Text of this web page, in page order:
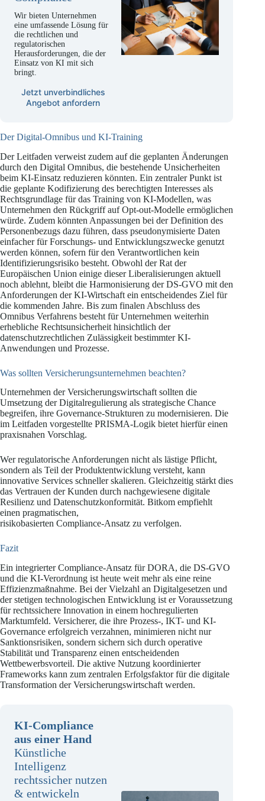
Wir bieten Unternehmen
eine umfassende Lösung für
die rechtlichen und
regulatorischen
Herausforderungen, die der
Einsatz von KI mit sich
bringt.
Jetzt unverbindliches
Angebot anfordern
Der Digital-Omnibus und KI-Training
Der Leitfaden verweist zudem auf die geplanten Änderungen
durch den Digital Omnibus, die bestehende Unsicherheiten
beim KI-Einsatz reduzieren könnten. Ein zentraler Punkt ist
die geplante Kodifizierung des berechtigten Interesses als
Rechtsgrundlage für das Training von KI-Modellen, was
Unternehmen den Rückgriff auf Opt-out-Modelle ermöglichen
würde. Zudem könnten Anpassungen bei der Definition des
Personenbezugs dazu führen, dass pseudonymisierte Daten
einfacher für Forschungs- und Entwicklungszwecke genutzt
werden können, sofern für den Verantwortlichen kein
Identifizierungsrisiko besteht. Obwohl der Rat der
Europäischen Union einige dieser Liberalisierungen aktuell
noch ablehnt, bleibt die Harmonisierung der DS-GVO mit den
Anforderungen der KI-Wirtschaft ein entscheidendes Ziel für
die kommenden Jahre. Bis zum finalen Abschluss des
Omnibus Verfahrens besteht für Unternehmen weiterhin
erhebliche Rechtsunsicherheit hinsichtlich der
datenschutzrechtlichen Zulässigkeit bestimmter KI-
Anwendungen und Prozesse.
Was sollten Versicherungsunternehmen beachten?
Unternehmen der Versicherungswirtschaft sollten die
Umsetzung der Digitalregulierung als strategische Chance
begreifen, ihre Governance-Strukturen zu modernisieren. Die
im Leitfaden vorgestellte PRISMA-Logik bietet hierfür einen
praxisnahen Vorschlag.
Wer regulatorische Anforderungen nicht als lästige Pflicht,
sondern als Teil der Produktentwicklung versteht, kann
innovative Services schneller skalieren. Gleichzeitig stärkt dies
das Vertrauen der Kunden durch nachgewiesene digitale
Resilienz und Datenschutzkonformität. Bitkom empfiehlt
einen pragmatischen,
risikobasierten Compliance-Ansatz zu verfolgen.
Fazit
Ein integrierter Compliance-Ansatz für DORA, die DS-GVO
und die KI-Verordnung ist heute weit mehr als eine reine
Effizienzmaßnahme. Bei der Vielzahl an Digitalgesetzen und
der stetigen technologischen Entwicklung ist er Voraussetzung
für rechtssichere Innovation in einem hochregulierten
Marktumfeld. Versicherer, die ihre Prozess-, IKT- und KI-
Governance erfolgreich verzahnen, minimieren nicht nur
Sanktionsrisiken, sondern sichern sich durch operative
Stabilität und Transparenz einen entscheidenden
Wettbewerbsvorteil. Die aktive Nutzung koordinierter
Frameworks kann zum zentralen Erfolgsfaktor für die digitale
Transformation der Versicherungswirtschaft werden.
KI-Compliance
aus einer Hand
Künstliche
Intelligenz
rechtssicher nutzen
& entwickeln